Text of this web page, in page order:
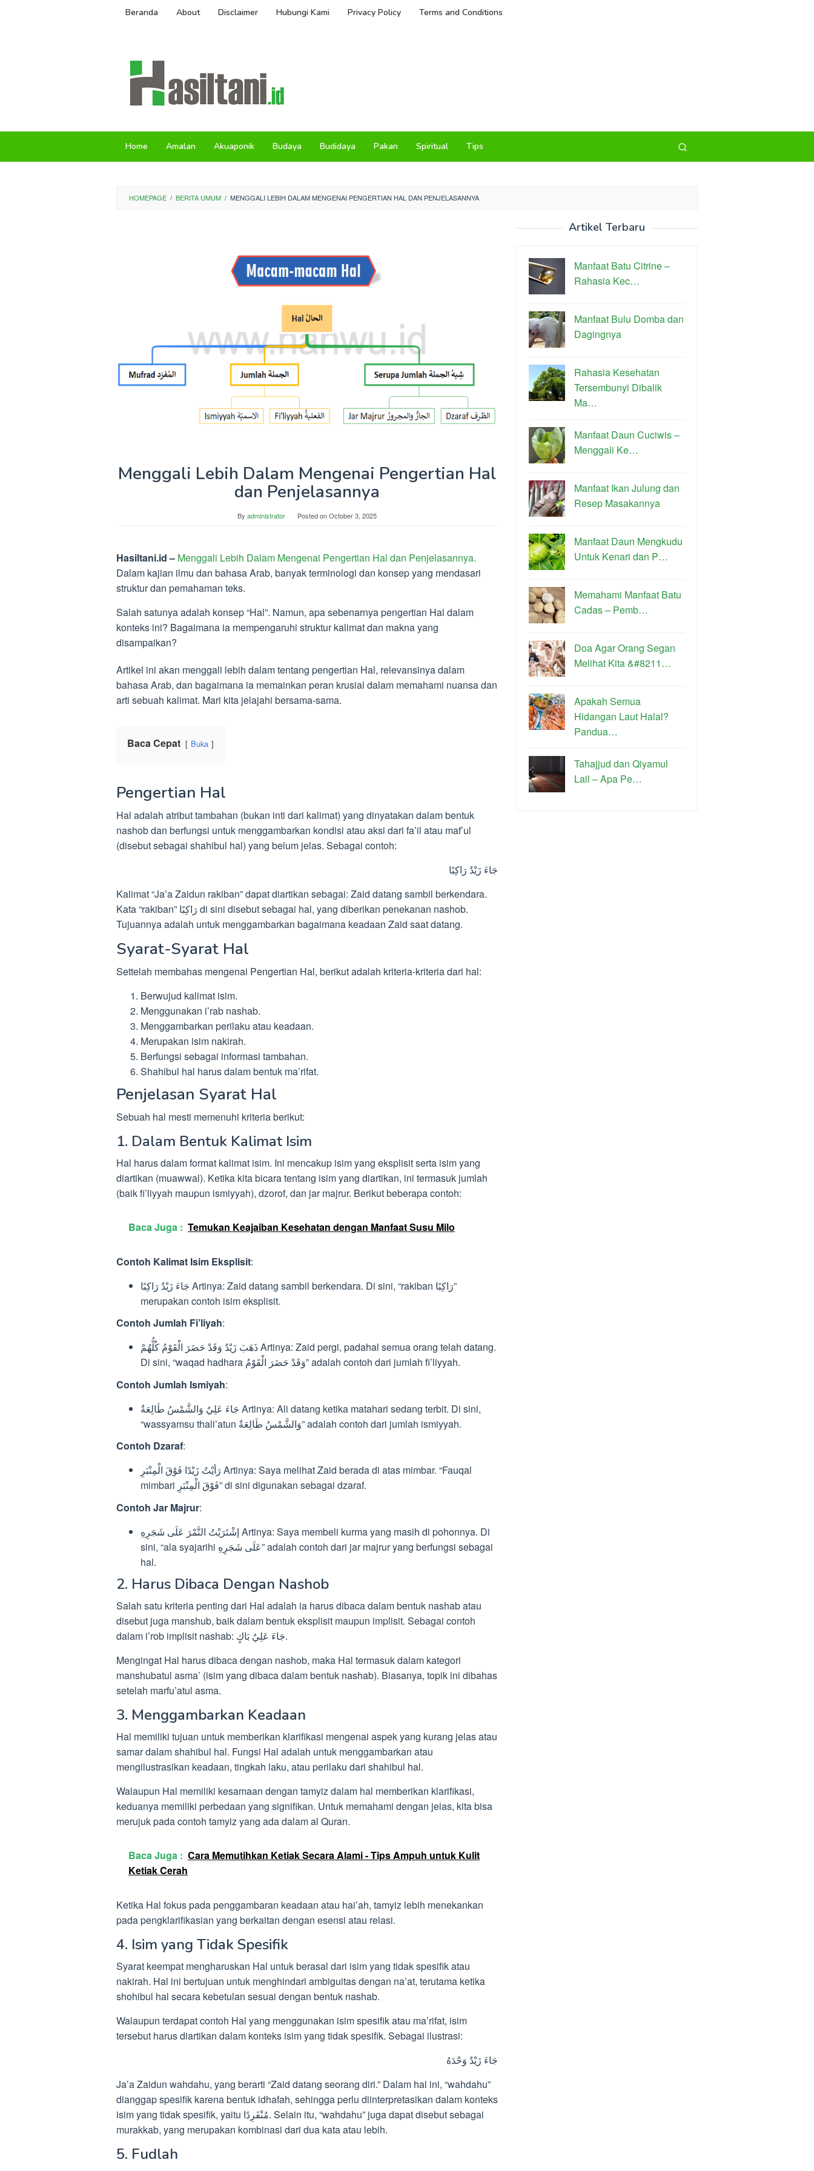
Beranda About Disclaimer Hubungi Kami Privacy Policy Terms and Conditions
Home Amalan Akuaponik Budaya Budidaya Pakan Spiritual Tips
HOMEPAGE / BERITA UMUM / MENGGALI LEBIH DALAM MENGENAI PENGERTIAN HAL DAN PENJELASANNYA
Menggali Lebih Dalam Mengenai Pengertian Hal
dan Penjelasannya
By administrator Posted onOctober 3, 2025
Hasiltani.id – Menggali Lebih Dalam Mengenai Pengertian Hal dan Penjelasannya.
Dalam kajian ilmu dan bahasa Arab, banyak terminologi dan konsep yang mendasari
struktur dan pemahaman teks.
Salah satunya adalah konsep “Hal”. Namun, apa sebenarnya pengertian Hal dalam
konteks ini? Bagaimana ia mempengaruhi struktur kalimat dan makna yang
disampaikan?
Artikel ini akan menggali lebih dalam tentang pengertian Hal, relevansinya dalam
bahasa Arab, dan bagaimana ia memainkan peran krusial dalam memahami nuansa dan
arti sebuah kalimat. Mari kita jelajahi bersama-sama.
Baca Cepat Buka
Pengertian Hal
Hal adalah atribut tambahan (bukan inti dari kalimat) yang dinyatakan dalam bentuk
nashob dan berfungsi untuk menggambarkan kondisi atau aksi dari fa’il atau maf’ul
(disebut sebagai shahibul hal) yang belum jelas. Sebagai contoh:
جَاءَ زَيْدٌ رَاكِبًا
Kalimat “Ja’a Zaidun rakiban” dapat diartikan sebagai: Zaid datang sambil berkendara.
Kata “rakiban” رَاكِبًا di sini disebut sebagai hal, yang diberikan penekanan nashob.
Tujuannya adalah untuk menggambarkan bagaimana keadaan Zaid saat datang.
Syarat-Syarat Hal
Settelah membahas mengenai Pengertian Hal, berikut adalah kriteria-kriteria dari hal:
Berwujud kalimat isim.
Menggunakan i’rab nashab.
Menggambarkan perilaku atau keadaan.
Merupakan isim nakirah.
Berfungsi sebagai informasi tambahan.
Shahibul hal harus dalam bentuk ma’rifat.
Penjelasan Syarat Hal
Sebuah hal mesti memenuhi kriteria berikut:
1. Dalam Bentuk Kalimat Isim
Hal harus dalam format kalimat isim. Ini mencakup isim yang eksplisit serta isim yang
diartikan (muawwal). Ketika kita bicara tentang isim yang diartikan, ini termasuk jumlah
(baik fi’liyyah maupun ismiyyah), dzorof, dan jar majrur. Berikut beberapa contoh:
Baca Juga : Temukan Keajaiban Kesehatan dengan Manfaat Susu Milo
Contoh Kalimat Isim Eksplisit:
جَاءَ زَيْدٌ رَاكِبًا Artinya: Zaid datang sambil berkendara. Di sini, “rakiban رَاكِبًا”
merupakan contoh isim eksplisit.
Contoh Jumlah Fi’liyah:
ذَهَبَ زَيْدٌ وَقَدْ حَضَرَ الْقَوْمُ كُلُّهُمْ Artinya: Zaid pergi, padahal semua orang telah datang.
Di sini, “waqad hadhara وَقَدْ حَضَرَ الْقَوْمُ” adalah contoh dari jumlah fi’liyyah.
Contoh Jumlah Ismiyah:
جَاءَ عَلِيٌ وَالشَّمْسُ طَالِعَةٌ Artinya: Ali datang ketika matahari sedang terbit. Di sini,
“wassyamsu thali’atun وَالشَّمْسُ طَالِعَةٌ” adalah contoh dari jumlah ismiyyah.
Contoh Dzaraf:
رَأيْتُ زَيْدًا فَوْقَ الْمِنْبَرِ Artinya: Saya melihat Zaid berada di atas mimbar. “Fauqal
mimbari فَوْقَ الْمِنْبَرِ” di sini digunakan sebagai dzaraf.
Contoh Jar Majrur:
إشْتَرَيْتُ التَّمْرَ عَلَى شَجَرِهِ Artinya: Saya membeli kurma yang masih di pohonnya. Di
sini, “ala syajarihi عَلَى شَجَرِهِ” adalah contoh dari jar majrur yang berfungsi sebagai
hal.
2. Harus Dibaca Dengan Nashob
Salah satu kriteria penting dari Hal adalah ia harus dibaca dalam bentuk nashab atau
disebut juga manshub, baik dalam bentuk eksplisit maupun implisit. Sebagai contoh
dalam i’rob implisit nashab: جَاءَ عَلِيٌ بَاكٍ.
Mengingat Hal harus dibaca dengan nashob, maka Hal termasuk dalam kategori
manshubatul asma’ (isim yang dibaca dalam bentuk nashab). Biasanya, topik ini dibahas
setelah marfu’atul asma.
3. Menggambarkan Keadaan
Hal memiliki tujuan untuk memberikan klarifikasi mengenai aspek yang kurang jelas atau
samar dalam shahibul hal. Fungsi Hal adalah untuk menggambarkan atau
mengilustrasikan keadaan, tingkah laku, atau perilaku dari shahibul hal.
Walaupun Hal memiliki kesamaan dengan tamyiz dalam hal memberikan klarifikasi,
keduanya memiliki perbedaan yang signifikan. Untuk memahami dengan jelas, kita bisa
merujuk pada contoh tamyiz yang ada dalam al Quran.
Baca Juga : Cara Memutihkan Ketiak Secara Alami - Tips Ampuh untuk Kulit
Ketiak Cerah
Ketika Hal fokus pada penggambaran keadaan atau hai’ah, tamyiz lebih menekankan
pada pengklarifikasian yang berkaitan dengan esensi atau relasi.
4. Isim yang Tidak Spesifik
Syarat keempat mengharuskan Hal untuk berasal dari isim yang tidak spesifik atau
nakirah. Hal ini bertujuan untuk menghindari ambiguitas dengan na’at, terutama ketika
shohibul hal secara kebetulan sesuai dengan bentuk nashab.
Walaupun terdapat contoh Hal yang menggunakan isim spesifik atau ma’rifat, isim
tersebut harus diartikan dalam konteks isim yang tidak spesifik. Sebagai ilustrasi:
جَاءَ زَيْدٌ وَحْدَهُ
Ja’a Zaidun wahdahu, yang berarti “Zaid datang seorang diri.” Dalam hal ini, “wahdahu”
dianggap spesifik karena bentuk idhafah, sehingga perlu diinterpretasikan dalam konteks
isim yang tidak spesifik, yaitu مُنْفَرِدًا. Selain itu, “wahdahu” juga dapat disebut sebagai
murakkab, yang merupakan kombinasi dari dua kata atau lebih.
5. Fudlah
Artikel Terbaru
Manfaat Batu Citrine –
Rahasia Kec…
Manfaat Bulu Domba dan
Dagingnya
Rahasia Kesehatan
Tersembunyi Dibalik
Ma…
Manfaat Daun Cuciwis –
Menggali Ke…
Manfaat Ikan Julung dan
Resep Masakannya
Manfaat Daun Mengkudu
Untuk Kenari dan P…
Memahami Manfaat Batu
Cadas – Pemb…
Doa Agar Orang Segan
Melihat Kita &#8211…
Apakah Semua
Hidangan Laut Halal?
Pandua…
Tahajjud dan Qiyamul
Lail – Apa Pe…